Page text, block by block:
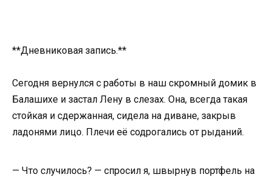
**Дневниковая запись.**
Сегодня вернулся с работы в наш скромный домик в
Балашихе и застал Лену в слезах. Она, всегда такая
стойкая и сдержанная, сидела на диване, закрыв
ладонями лицо. Плечи её содрогались от рыданий.
— Что случилось? — спросил я, швырнув портфель на